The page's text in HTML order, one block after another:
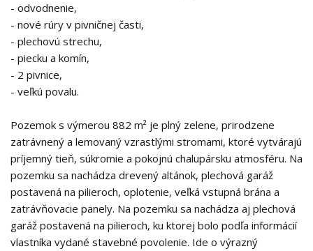
- odvodnenie,
- nové rúry v pivničnej časti,
- plechovú strechu,
- piecku a komín,
- 2 pivnice,
- veľkú povalu.
Pozemok s výmerou 882 m² je plný zelene, prirodzene
zatrávnený a lemovaný vzrastlými stromami, ktoré vytvárajú
príjemný tieň, súkromie a pokojnú chalupársku atmosféru. Na
pozemku sa nachádza drevený altánok, plechová garáž
postavená na pilieroch, oplotenie, veľká vstupná brána a
zatrávňovacie panely. Na pozemku sa nachádza aj plechová
garáž postavená na pilieroch, ku ktorej bolo podľa informácií
vlastníka vydané stavebné povolenie. Ide o výrazný